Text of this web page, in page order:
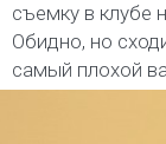
съемку в клубе
Обидно, но
самый плохой